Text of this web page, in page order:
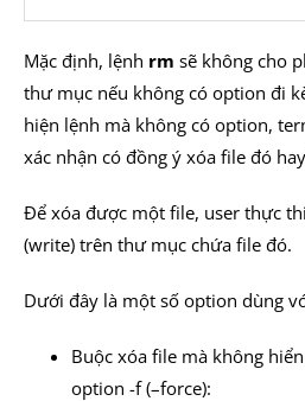
Mặc định, lệnh rm sẽ không cho
thư mục nếu không có option đi
hiện lệnh mà không có option,
xác nhận có đồng ý xóa file đó
Để xóa được một file, user thực
(write) trên thư mục chứa file đó.
Dưới đây là một số option dùng
Buộc xóa file mà không
option -f (–force):